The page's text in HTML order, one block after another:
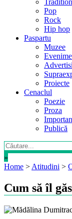
Pop
Rock
Hip hop
Paspartu
Muzee
Proiecte
Cenaclul
Poezie
Proza
Publică
»
Home > Atitudini >
Cum să îl